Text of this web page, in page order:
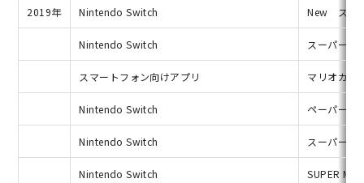
2019年 Nintendo Switch New スー
Nintendo Switch スーパーマ
スマートフォン向けアプリ マリオカー
Nintendo Switch ペーパーマ
Nintendo Switch スーパーマ
Nintendo Switch SUPER